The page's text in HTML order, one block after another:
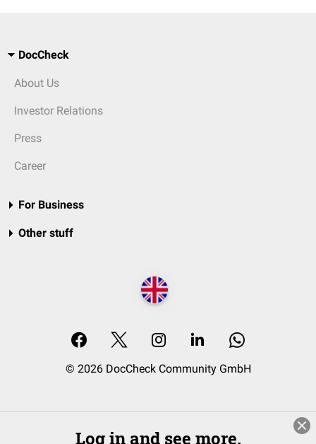
DocCheck
About Us
Investor Relations
Press
Career
For Business
Other stuff
© 2026 DocCheck Community GmbH
Log in and see more.